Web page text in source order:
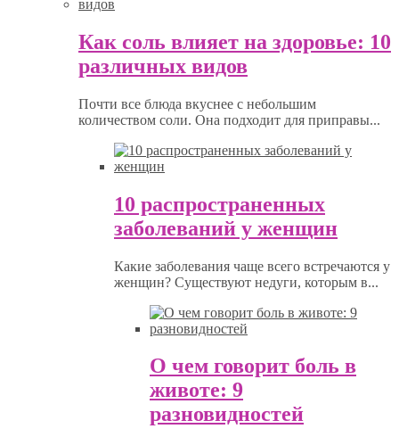
Как соль влияет на здоровье: 10
различных видов
Почти все блюда вкуснее с небольшим
количеством соли. Она подходит для приправы...
10 распространенных
заболеваний у женщин
Какие заболевания чаще всего встречаются у
женщин? Существуют недуги, которым в...
О чем говорит боль в
животе: 9
разновидностей